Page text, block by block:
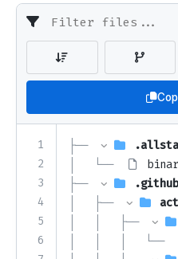
1
2
3
4
5
6
├──
│   └──
├──
.github
│   ├──
│   │   ├──
│   │   │   └──